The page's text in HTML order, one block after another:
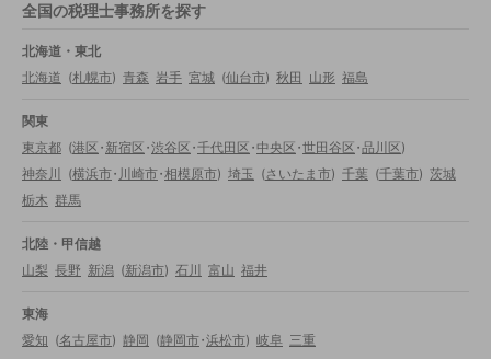
全国の税理士事務所を探す
北海道・東北
北海道 (札幌市) 青森 岩手 宮城 (仙台市) 秋田 山形 福島
関東
東京都 (港区・新宿区・渋谷区・千代田区・中央区・世田谷区・品川区)
神奈川
(横浜市・川崎市・相模原市) 埼玉 (さいたま市) 千葉 (千葉市) 茨城
栃木 群馬
北陸・甲信越
山梨 長野 新潟 (新潟市) 石川 富山 福井
東海
愛知 (名古屋市) 静岡 (静岡市・浜松市) 岐阜 三重